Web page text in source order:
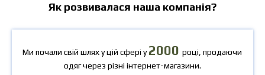
Як розвивалася наша компанія?
Ми почали свій шлях у цій сфері у2000році, продаючи
одяг через різні інтернет-магазини.